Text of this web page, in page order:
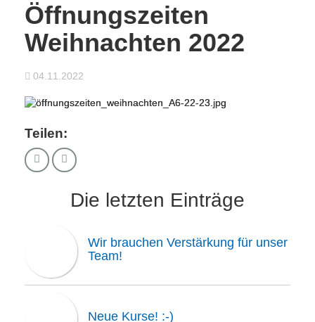
Öffnungszeiten
Weihnachten 2022
04.11.2022
Teilen:
Die letzten Einträge
Wir brauchen Verstärkung für unser
Team!
Neue Kurse! :-)